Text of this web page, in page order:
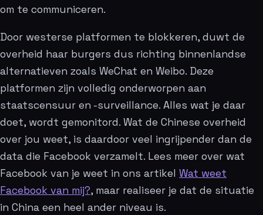
om te communiceren.
Door westerse platformen te blokkeren, duwt de
overheid haar burgers dus richting binnenlandse
alternatieven zoals WeChat en Weibo. Deze
platformen zijn volledig onderworpen aan
staatscensuur en -surveillance. Alles wat je daar
doet, wordt gemonitord. Wat de Chinese overheid
over jou weet, is daardoor veel ingrijpender dan de
data die Facebook verzamelt. Lees meer over wat
Facebook van je weet in ons artikel Wat weet
Facebook van mij?, maar realiseer je dat de situatie
in China een heel ander niveau is.